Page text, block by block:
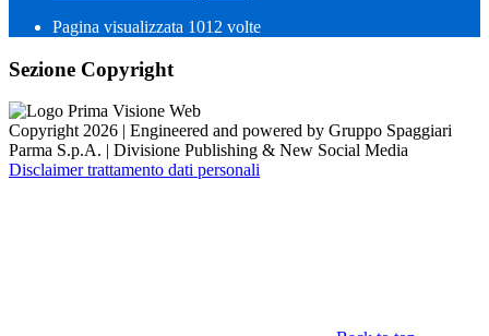
Pagina visualizzata 1012 volte
Sezione Copyright
Copyright 2026 | Engineered and powered by Gruppo Spaggiari
Parma S.p.A. | Divisione Publishing & New Social Media
Disclaimer trattamento dati personali